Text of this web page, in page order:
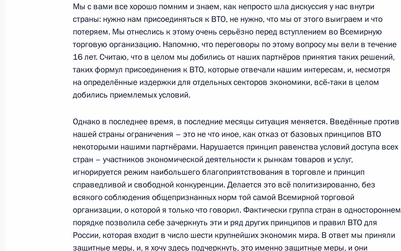
13 октября 2014 года, 20:00
Заседание Государственного совета
18 сентября 2014 года, 16:30
10 сентября 2014 года, 20:30
Совещание с членами Правительства
10 июля 2014 года, 17:00
Рабочая встреча с Министром экономического развития
Мы с вами все хорошо помним и знаем, как непросто шла дискуссия у нас внутри
страны: нужно нам присоединяться к ВТО, не нужно, что мы от этого выиграем и что
потеряем. Мы отнеслись к этому очень серьёзно перед вступлением во Всемирную
торговую организацию. Напомню, что переговоры по этому вопросу мы вели в течение
16 лет. Считаю, что в целом мы добились от наших партнёров принятия таких решений,
таких формул присоединения к ВТО, которые отвечали нашим интересам, и, несмотря
на определённые издержки для отдельных секторов экономики, всё‑таки в целом
добились приемлемых условий.
Однако в последнее время, в последние месяцы ситуация меняется. Введённые против
нашей страны ограничения – это не что иное, как отказ от базовых принципов ВТО
некоторыми нашими партнёрами. Нарушается принцип равенства условий доступа всех
стран – участников экономической деятельности к рынкам товаров и услуг,
игнорируется режим наибольшего благоприятствования в торговле и принцип
справедливой и свободной конкуренции. Делается это всё политизированно, без
всякого соблюдения общепризнанных норм той самой Всемирной торговой
организации, о которой я только что говорил. Фактически группа стран в одностороннем
порядке позволила себе зачеркнуть эти и ряд других принципов и правил ВТО для
России, которая входит в число шести крупнейших экономик мира. В ответ мы приняли
защитные меры, и, я хочу здесь подчеркнуть, это именно защитные меры, и они